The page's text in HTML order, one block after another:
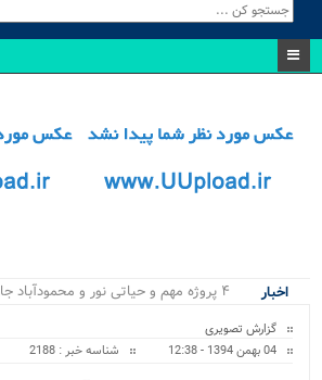
اخبار
۴ پروژه مهم و حیاتی نور و محمودآباد
گزارش تصویری
04 بهمن 1394 - 12:38
شناسه خبر : 2188